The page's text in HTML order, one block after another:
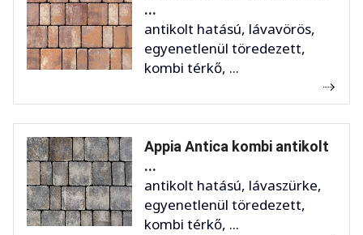
...
antikolt hatású, lávavörös,
egyenetlenül töredezett,
kombi térkő, ...
Appia Antica kombi antikolt
...
antikolt hatású, lávaszürke,
egyenetlenül töredezett,
kombi térkő, ...